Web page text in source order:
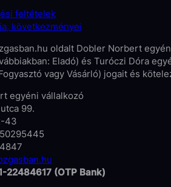
feltételek
következményei
oldalt Dobler Norbert
Eladó) és Turóczi Dóra
vagy Vásárló) jogait és
egyéni vállalkozó
99.
43
22484617 (OTP Bank)